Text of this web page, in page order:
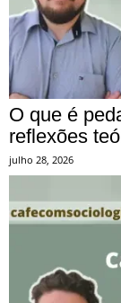
O que é
reflexões
julho 28, 2026